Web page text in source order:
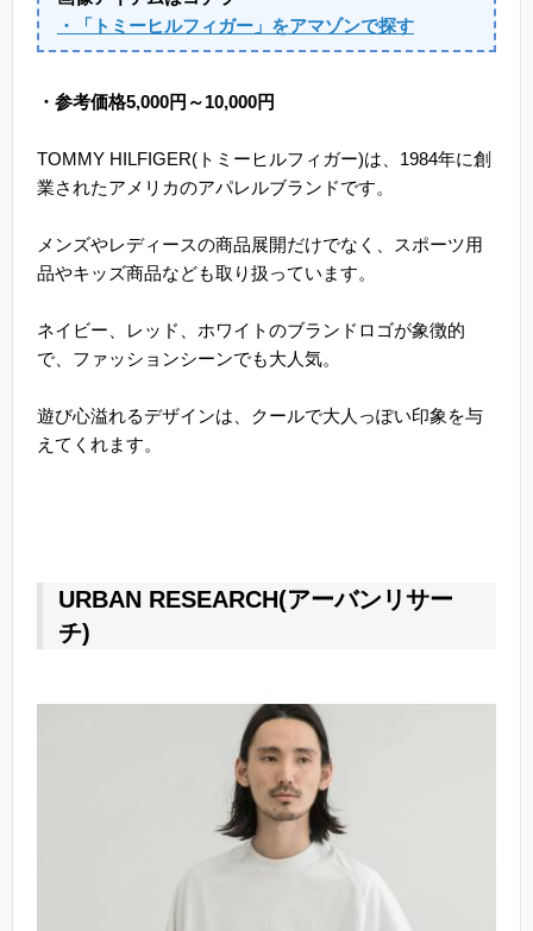
・「トミーヒルフィガー」をアマゾンで探す
・参考価格5,000円～10,000円
TOMMY HILFIGER(トミーヒルフィガー)は、1984年に創
業されたアメリカのアパレルブランドです。
メンズやレディースの商品展開だけでなく、スポーツ用
品やキッズ商品なども取り扱っています。
ネイビー、レッド、ホワイトのブランドロゴが象徴的
で、ファッションシーンでも大人気。
遊び心溢れるデザインは、クールで大人っぽい印象を与
えてくれます。
URBAN RESEARCH(アーバンリサー
チ)